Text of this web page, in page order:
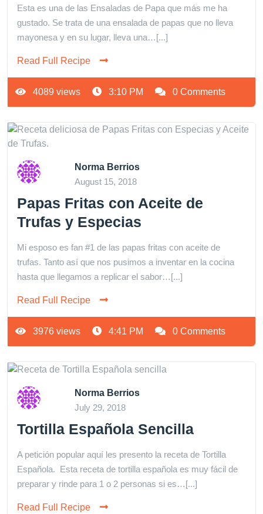
Esta es una de las Ensaladas de Papa que más me ha
gustado. Se trata de una ensalada de papas que no lleva
mayonesa y en su lugar, lleva una…[...]
Read Full Recipe
4089 views 3:10 PM 0 Comments
Norma Berrios
August 15, 2018
Papas Fritas con Aceite de
Trufas y Especias
Mi esposo es fan #1 de las papas fritas con aceite de
trufas. Tanto así que nos pusimos a inventar en la cocina
hasta que llegamos a replicar el sabor…[...]
Read Full Recipe
3976 views 4:41 PM 0 Comments
Norma Berrios
July 29, 2018
Tortilla Española Sencilla
A petición popular aquí les presento la receta de Tortilla
Española. Esta receta de tortilla española es muy fácil de
preparar y rinde para 1 o 2 personas si es…[...]
Read Full Recipe